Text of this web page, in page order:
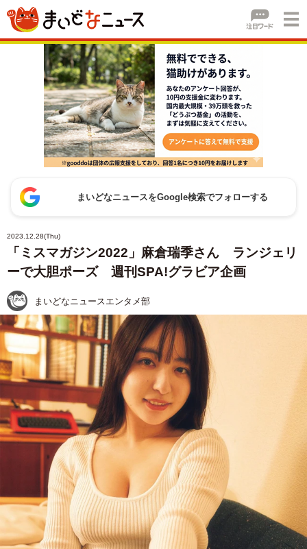
まいどなニュースをGoogle検索でフォローする
2023.12.28(Thu)
「ミスマガジン2022」麻倉瑞季さん ランジェリ
ーで大胆ポーズ 週刊SPA!グラビア企画
まいどなニュースエンタメ部